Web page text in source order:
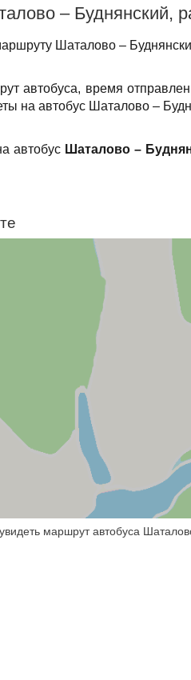
– Буднянский,
Шаталово –
автобуса, время
на автобус Шаталово –
автобус Шаталово –
маршрут автобуса